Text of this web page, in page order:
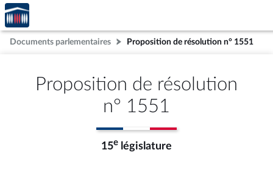
Aller au contenu
Aller en bas de la page
Accèder
à la
page
d'accueil
Documents parlementaires Proposition de résolution n° 1551
Proposition de résolution
n° 1551
15e législature